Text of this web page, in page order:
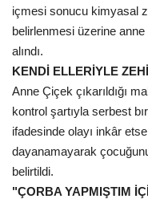
içmesi sonucu kimyasal
belirlenmesi üzerine
alındı.
KENDİ ELLERİYLE
Anne Çiçek çıkarıldığı
kontrol şartıyla serbest
ifadesinde olayı inkâr
dayanamayarak
belirtildi.
"ÇORBA YAPMIŞTIM